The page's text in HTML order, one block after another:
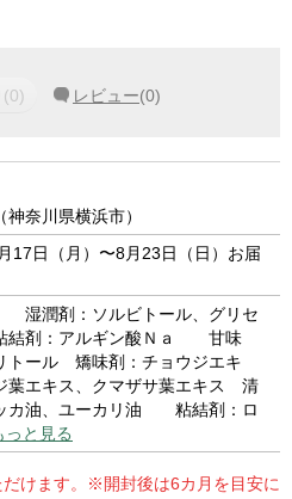
(0) レビュー(0)
神奈川県横浜市）
17日（月）〜8月23日（日）お届
潤剤：ソルビトール、グリセ
剤：アルギン酸Ｎａ 甘味
トール 矯味剤：チョウジエキ
葉エキス、クマザサ葉エキス 清
カ油、ユーカリ油 粘結剤：ロ
っと見る
けます。※開封後は6カ月を目安に